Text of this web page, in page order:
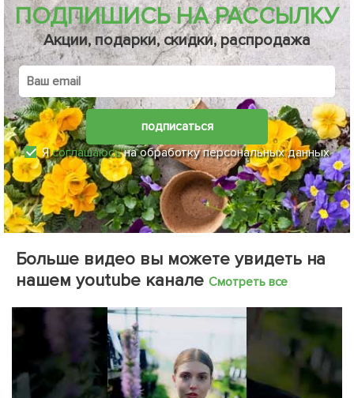
ПОДПИШИСЬ НА РАССЫЛКУ
Акции, подарки, скидки, распродажа
подписаться
Ясоглашаюсьна обработку персональных данных
Больше видео вы можете увидеть на
нашем youtube канале Смотреть все